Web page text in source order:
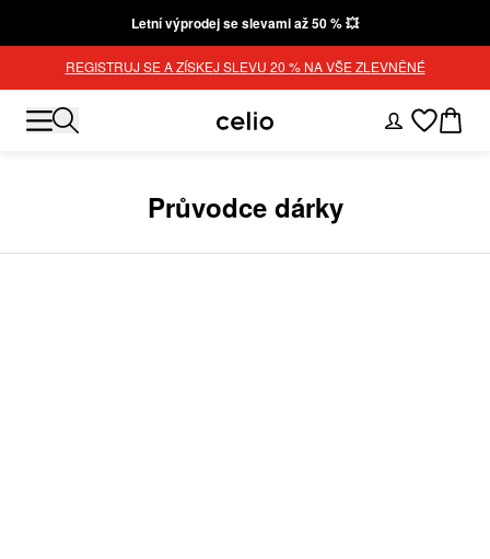
Letní výprodej se slevami až 50 % 💥
REGISTRUJ SE A ZÍSKEJ SLEVU 20 % NA VŠE ZLEVNĚNÉ
Průvodce dárky